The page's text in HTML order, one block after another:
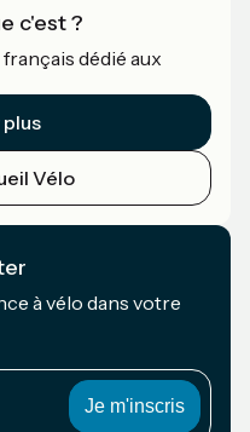
c'est ?
français dédié aux
plus
Vélo
à vélo dans votre